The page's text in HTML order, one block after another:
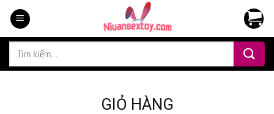
Chuyển
đến
nội
dung
Tìm
GIỎ HÀNG